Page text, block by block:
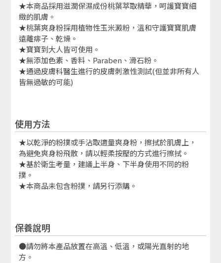
★本商品採用滋潤保濕成份桃葉萃取精華，呵護寶寶細
緻的肌膚。
★桃葉爽身粉採用植物性玉米澱粉，溫和守護寶寶肌膚
遠離痱子、乾燥。
★寶寶到大人皆可使用。
★無添加色素、香料、Paraben、滑石粉。
★通過皮膚科醫生進行的皮膚刺激性測試(但並非所有人
皆無過敏的可能)
使用方法
★以乾淨的粉撲或手沾取適量爽身粉，擦拭於肌膚上，
為避免爽身粉飛散，請以輕柔按壓的方式進行擦拭。
★基於衛生考量，建議上半身、下半身使用不同的粉
撲。
★本商品未包含粉撲，請另行添購。
保養說明
●請勿將本產品放置在高溫、低溫，或陽光直射的地
方。